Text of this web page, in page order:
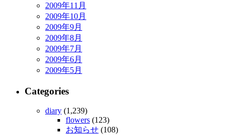
2009年11月
2009年10月
2009年9月
2009年8月
2009年7月
2009年6月
2009年5月
Categories
diary (1,239)
flowers (123)
お知らせ (108)